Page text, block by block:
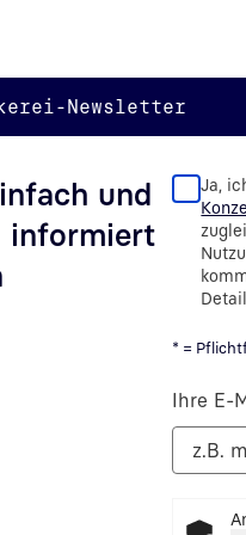
Newsletter
und
informiert
Ja,
* =
Ihre E-